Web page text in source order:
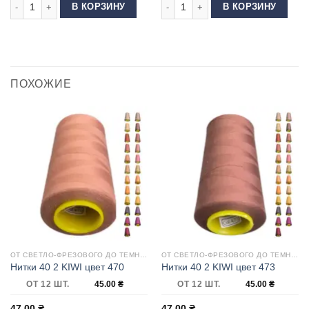
В КОРЗИНУ В КОРЗИНУ
ПОХОЖИЕ
Нитки 40 2 KIWI цвет 470
ОТ 12 ШТ. 45.00 ₴
Нитки 40 2 KIWI цвет 473
ОТ 12 ШТ. 45.00 ₴